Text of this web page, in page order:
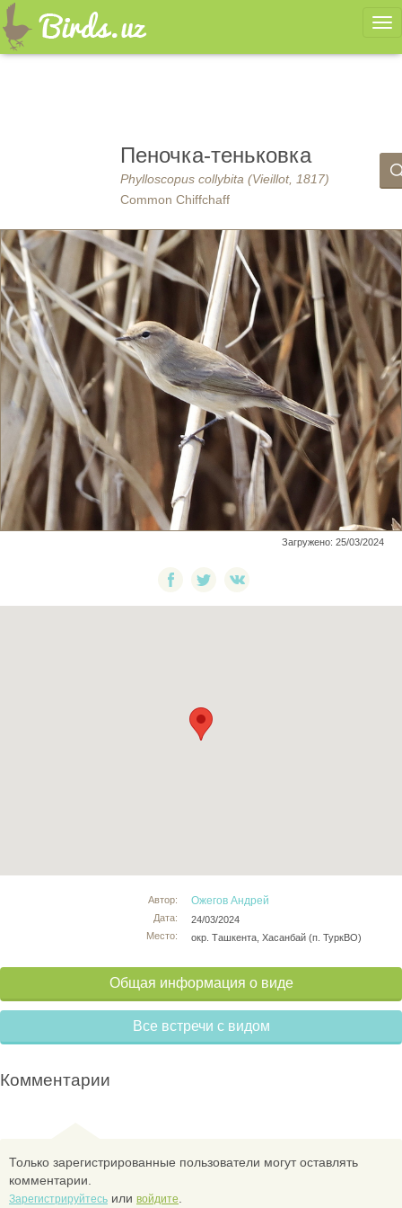
Пеночка-теньковка
Phylloscopus collybita (Vieillot, 1817)
Common Chiffchaff
Загружено: 25/03/2024
Автор:
Дата:
Место:
Ожегов Андрей
24/03/2024
окр. Ташкента, Хасанбай (п. ТуркВО)
Общая информация о виде
Все встречи с видом
Комментарии
Только зарегистрированные пользователи могут оставлять
комментарии.
Зарегистрируйтесь или войдите